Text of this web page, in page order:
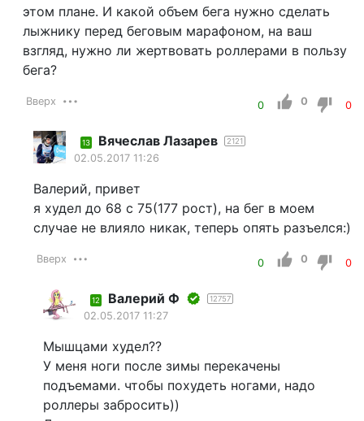
этом плане. И какой объем бега нужно сделать
лыжнику перед беговым марафоном, на ваш
взгляд, нужно ли жертвовать роллерами в пользу
бега?
Вверх 0 0 0
13 Вячеслав Лазарев 2121
02.05.2017 11:26
Валерий, привет
я худел до 68 с 75(177 рост), на бег в моем
случае не влияло никак, теперь опять разъелся:)
Вверх 0 0 0
12 Валерий Ф 12757
02.05.2017 11:27
Мышцами худел??
У меня ноги после зимы перекачены
подъемами. чтобы похудеть ногами, надо
роллеры забросить))